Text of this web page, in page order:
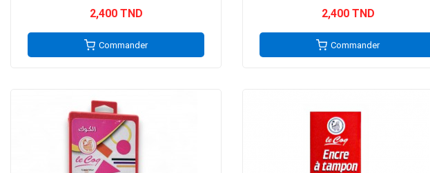
2,400 TND
Commander
2,400 TND
Commander